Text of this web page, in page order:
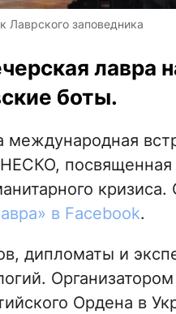
заповедника
лавра
боты.
международная
посвященная
в Facebook.
дипломаты и
Ордена в